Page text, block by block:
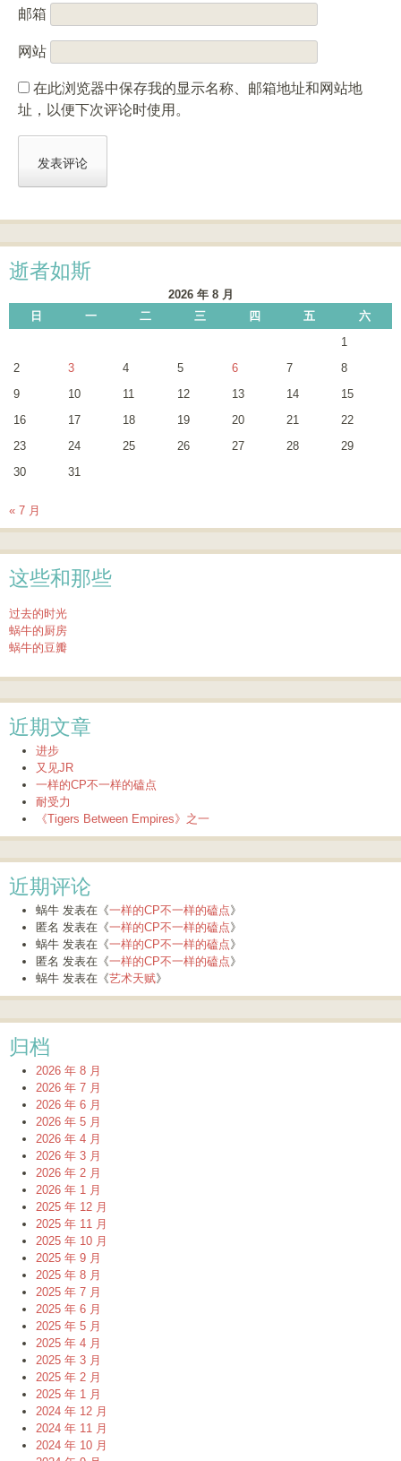
邮箱
网站
在此浏览器中保存我的显示名称、邮箱地址和网站地
址，以便下次评论时使用。
逝者如斯
2026 年 8 月
日
一 二 三 四 五
六
1
2
3 4 5 6 7
8
9
10 11 12 13 14
15
16
17 18 19 20 21
22
23
24 25 26 27 28
29
30
31
« 7 月
这些和那些
过去的时光
蜗牛的厨房
蜗牛的豆瓣
近期文章
进步
又见JR
一样的CP不一样的磕点
耐受力
《Tigers Between Empires》之一
近期评论
蜗牛 发表在《一样的CP不一样的磕点》
匿名 发表在《一样的CP不一样的磕点》
蜗牛 发表在《一样的CP不一样的磕点》
匿名 发表在《一样的CP不一样的磕点》
蜗牛 发表在《艺术天赋》
归档
2026 年 8 月
2026 年 7 月
2026 年 6 月
2026 年 5 月
2026 年 4 月
2026 年 3 月
2026 年 2 月
2026 年 1 月
2025 年 12 月
2025 年 11 月
2025 年 10 月
2025 年 9 月
2025 年 8 月
2025 年 7 月
2025 年 6 月
2025 年 5 月
2025 年 4 月
2025 年 3 月
2025 年 2 月
2025 年 1 月
2024 年 12 月
2024 年 11 月
2024 年 10 月